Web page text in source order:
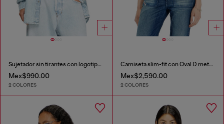
Sujetador sin tirantes con logotipo maxi
Mex$990.00
2 COLORES
Camiseta slim-fit con Oval D metálico
Mex$2,590.00
2 COLORES